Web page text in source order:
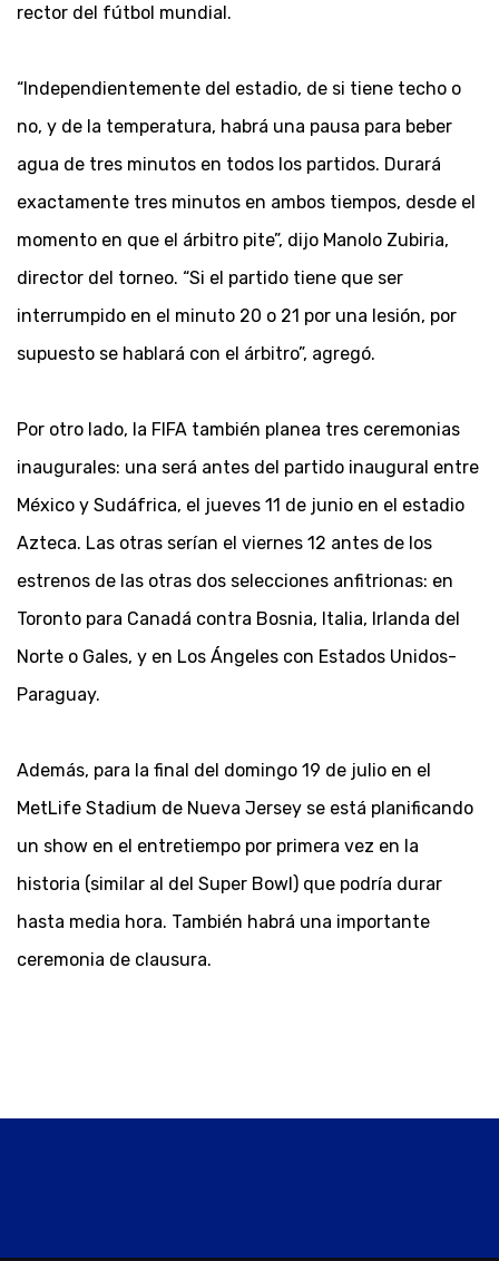
rector del fútbol mundial.
“Independientemente del estadio, de si tiene techo o
no, y de la temperatura, habrá una pausa para beber
agua de tres minutos en todos los partidos. Durará
exactamente tres minutos en ambos tiempos, desde el
momento en que el árbitro pite”, dijo Manolo Zubiria,
director del torneo. “Si el partido tiene que ser
interrumpido en el minuto 20 o 21 por una lesión, por
supuesto se hablará con el árbitro”, agregó.
Por otro lado, la FIFA también planea tres ceremonias
inaugurales: una será antes del partido inaugural entre
México y Sudáfrica, el jueves 11 de junio en el estadio
Azteca. Las otras serían el viernes 12 antes de los
estrenos de las otras dos selecciones anfitrionas: en
Toronto para Canadá contra Bosnia, Italia, Irlanda del
Norte o Gales, y en Los Ángeles con Estados Unidos-
Paraguay.
Además, para la final del domingo 19 de julio en el
MetLife Stadium de Nueva Jersey se está planificando
un show en el entretiempo por primera vez en la
historia (similar al del Super Bowl) que podría durar
hasta media hora. También habrá una importante
ceremonia de clausura.